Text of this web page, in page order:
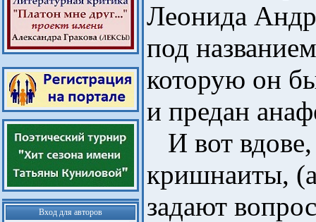
Вход для авторов
Леонида
под
которую он
и предан
И вот
кришнаиты,
задают